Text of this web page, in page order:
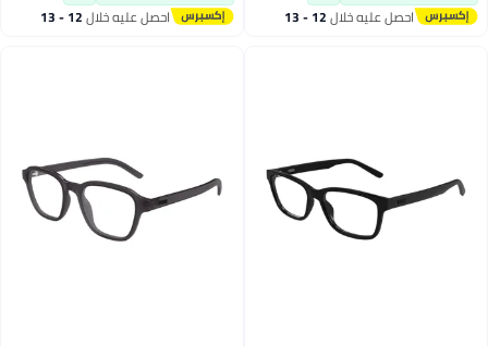
احصل عليه خلال 12 - 13 احصل عليه خلال 12 - 13